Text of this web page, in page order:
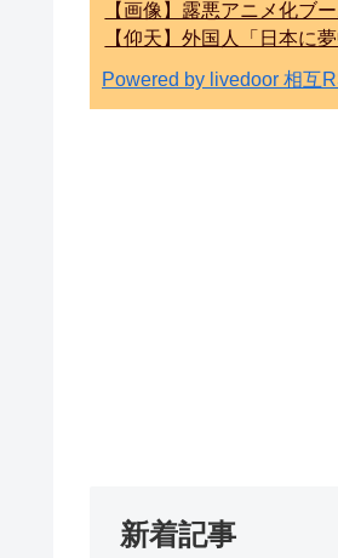
【画像】露悪アニメ化ブ
【仰天】外国人「日本に
Powered by livedoor 相互
新着記事